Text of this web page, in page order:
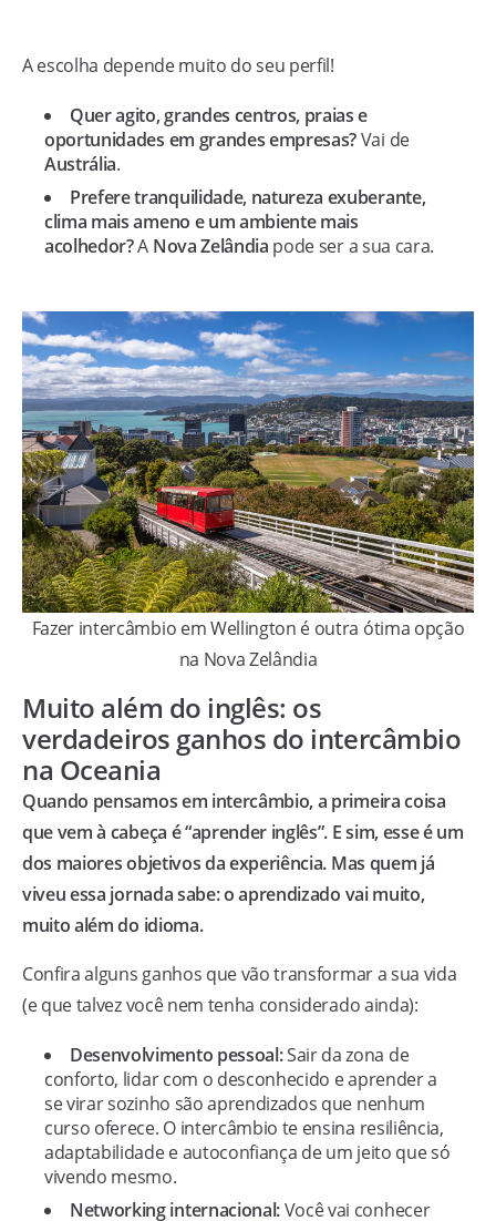
A escolha depende muito do seu perfil!
Quer agito, grandes centros, praias e
oportunidades em grandes empresas?Vai de
Austrália.
Prefere tranquilidade, natureza exuberante,
clima mais ameno e um ambiente mais
acolhedor?A Nova Zelândia pode ser a sua cara.
Fazer intercâmbio em Wellington é outra ótima opção
na Nova Zelândia
Muito além do inglês: os
verdadeiros ganhos do intercâmbio
na Oceania
Quando pensamos em intercâmbio, a primeira coisa
que vem à cabeça é “aprender inglês”. E sim, esse é um
dos maiores objetivos da experiência. Mas quem já
viveu essa jornada sabe: o aprendizado vai muito,
muito além do idioma.
Confira alguns ganhos que vão transformar a sua vida
(e que talvez você nem tenha considerado ainda):
Desenvolvimento pessoal:Sair da zona de
conforto, lidar com o desconhecido e aprender a
se virar sozinho são aprendizados que nenhum
curso oferece. O intercâmbio te ensina resiliência,
adaptabilidade e autoconfiança de um jeito que só
vivendo mesmo.
Networking internacional:Você vai conhecer